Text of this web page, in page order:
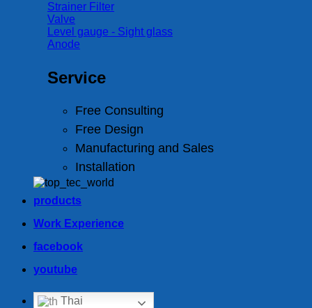
Strainer Filter
Valve
Level gauge - Sight glass
Anode
Service
Free Consulting
Free Design
Manufacturing and Sales
Installation
products
Work Experience
facebook
youtube
Thai